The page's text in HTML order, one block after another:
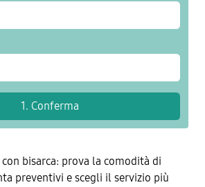
bisarca: prova la comodità di
preventivi e scegli il servizio più